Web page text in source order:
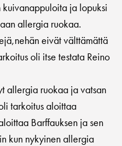
ja lopuksi
allergia ruokaa.
eivät välttämättä
oli itse testata Reino
allergia ruokaa ja vatsan
tarkoitus aloittaa
Barffauksen ja sen
kun nykyinen allergia